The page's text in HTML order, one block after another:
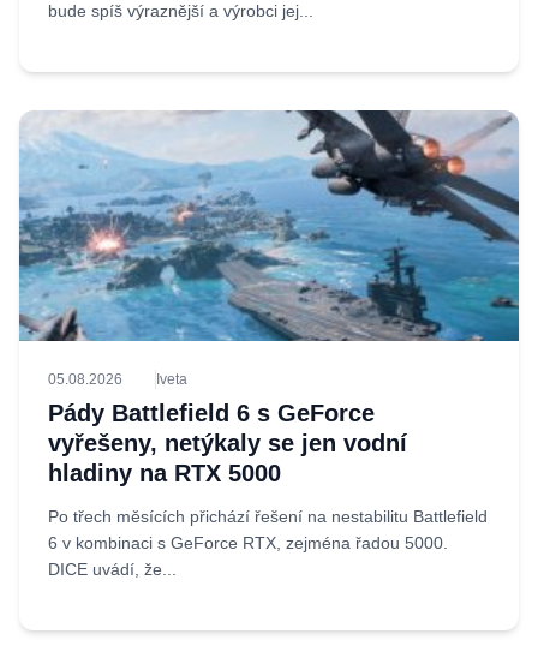
bude spíš výraznější a výrobci jej...
05.08.2026 Iveta
Pády Battlefield 6 s GeForce
vyřešeny, netýkaly se jen vodní
hladiny na RTX 5000
Po třech měsících přichází řešení na nestabilitu Battlefield
6 v kombinaci s GeForce RTX, zejména řadou 5000.
DICE uvádí, že...